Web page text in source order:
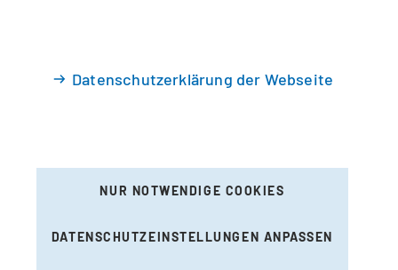
Datenschutzerklärung der Webseite
NUR NOTWENDIGE COOKIES
DATENSCHUTZEINSTELLUNGEN ANPASSEN